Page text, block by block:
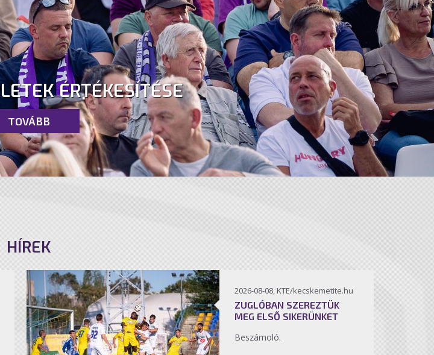
ÉRTÉKESÍTÉSE
TOVÁBB
HÍREK
2026-08-08, KTE/kecskemetite.hu
ZUGLÓBAN SZEREZTÜK
MEG ELSŐ SIKERÜNKET
Beszámoló.